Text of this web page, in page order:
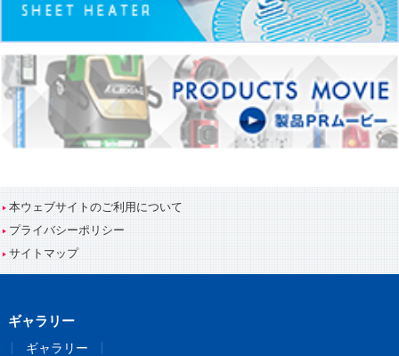
本ウェブサイトのご利用について
プライバシーポリシー
サイトマップ
ギャラリー
ギャラリー